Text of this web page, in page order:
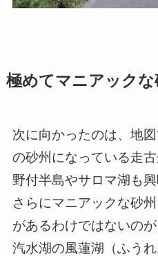
極めてマニアックな
次に向かったのは、地
の砂州になっている走
野付半島やサロマ湖も
さらにマニアックな砂
があるわけではないの
汽水湖の風蓮湖（ふう